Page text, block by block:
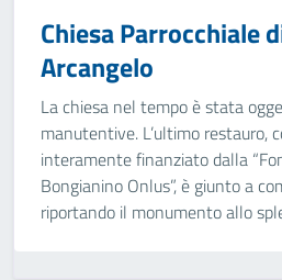
Chiesa Parrocchiale
Arcangelo
La chiesa nel tempo è stata
manutentive. L’ultimo restauro,
interamente finanziato dalla
Bongianino Onlus”, è giunto a
riportando il monumento allo